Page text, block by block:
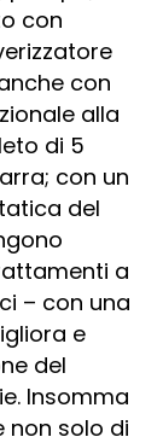
con
con
alla
di 5
con un
del
a
– con una
e
del
Insomma
non solo di